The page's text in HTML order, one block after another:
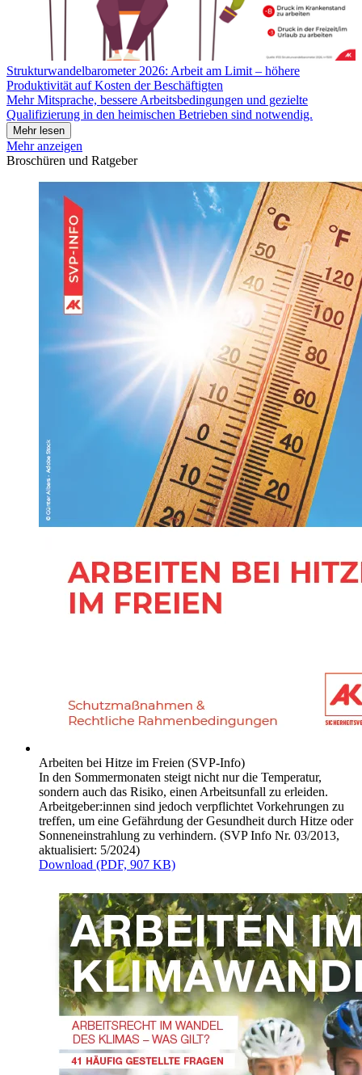
Strukturwandelbarometer 2026: Arbeit am Limit – höhere
Produktivität auf Kosten der Beschäftigten
Mehr Mitsprache, bessere Arbeitsbedingungen und gezielte
Qualifizierung in den heimischen Betrieben sind notwendig.
Mehr lesen
Mehr anzeigen
Broschüren und Ratgeber
Arbeiten bei Hitze im Freien (SVP-Info)
In den Sommermonaten steigt nicht nur die Temperatur,
sondern auch das Risiko, einen Arbeitsunfall zu erleiden.
Arbeitgeber:innen sind jedoch verpflichtet Vorkehrungen zu
treffen, um eine Gefährdung der Gesundheit durch Hitze oder
Sonneneinstrahlung zu verhindern. (SVP Info Nr. 03/2013,
aktualisiert: 5/2024)
Download (PDF, 907 KB)